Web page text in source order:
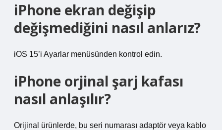
iPhone ekran değişip
değişmediğini nasıl anlarız?
iOS 15’i Ayarlar menüsünden kontrol edin.
iPhone orjinal şarj kafası
nasıl anlaşılır?
Orijinal ürünlerde, bu seri numarası adaptör veya kablo